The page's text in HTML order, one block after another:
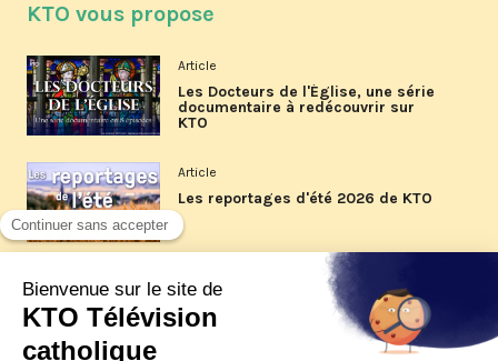
KTO vous propose
Article
Les Docteurs de l'Église, une série
documentaire à redécouvrir sur
KTO
Article
Les reportages d'été 2026 de KTO
La visite pastorale du pape Léon
XIV à Assise à suivre sur KTO le
jeudi 6 août